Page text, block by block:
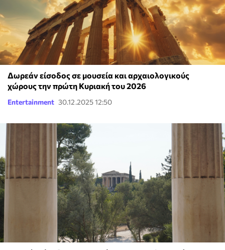
Δωρεάν είσοδος σε μουσεία και αρχαιολογικούς
χώρους την πρώτη Κυριακή του 2026
Entertainment 30.12.2025 12:50